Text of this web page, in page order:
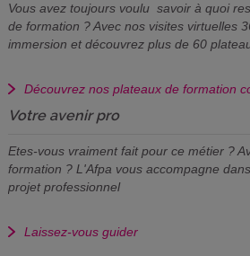
Vous avez toujours voulu savoir à quoi
de formation ? Avec nos visites virtuelles
immersion et découvrez plus de 60
Découvrez nos plateaux de formation
Votre avenir pro
Etes-vous vraiment fait pour ce métier ?
formation ? L'Afpa vous accompagne
projet professionnel
Laissez-vous guider